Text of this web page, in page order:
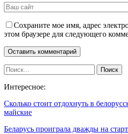
Сохраните мое имя, адрес
этом браузере для следующего
Интересное:
Сколько стоит отдохнуть в
майские
Беларусь проиграла дважды на